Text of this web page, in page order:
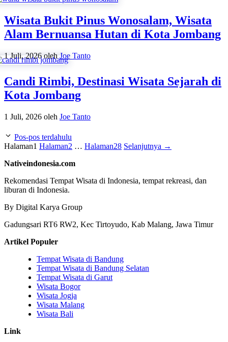
Wisata Bukit Pinus Wonosalam, Wisata
Alam Bernuansa Hutan di Kota Jombang
1 Juli, 2026 olehJoe Tanto
Candi Rimbi, Destinasi Wisata Sejarah di
Kota Jombang
1 Juli, 2026 oleh Joe Tanto
Pos-pos terdahulu
Halaman1 Halaman2 … Halaman28 Selanjutnya →
Nativeindonesia.com
Rekomendasi Tempat Wisata di Indonesia, tempat rekreasi, dan
liburan di Indonesia.
By Digital Karya Group
Gadungsari RT6 RW2, Kec Tirtoyudo, Kab Malang, Jawa Timur
Artikel Populer
Tempat Wisata di Bandung
Tempat Wisata di Bandung Selatan
Tempat Wisata di Garut
Wisata Bogor
Wisata Jogja
Wisata Malang
Wisata Bali
Link